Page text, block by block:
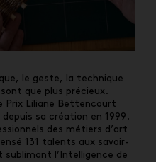
le geste, la technique
que plus précieux.
Prix Liliane Bettencourt
sa création en 1999.
des métiers d’art
131 talents aux savoir-
l’Intelligence de